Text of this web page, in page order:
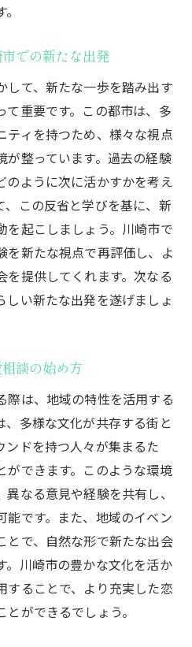
験を通じた自己理解の深
市での体験を通じた気づ
ら得る恋愛の洞察
相談に役立つ理由
恋愛経験に与える影響
川崎市の恋愛アドバイス
具体的な川崎市での実例
市での恋愛知識の活用
た恋愛経験の活用法
大限に活かす恋愛の工夫
する川崎市の特性
に組み込む方法
き出す恋愛の可能性
辺の独身の皆様へ
での新たな出発
して、新たな一歩を踏み出す
て重要です。この都市は、多
ティを持つため、様々な視点
が整っています。過去の経験
のように次に活かすかを考え
、この反省と学びを基に、新
を起こしましょう。川崎市で
を新たな視点で再評価し、よ
を提供してくれます。次なる
しい新たな出発を遂げましょ
談の始め方
際は、地域の特性を活用する
、多様な文化が共存する街と
ンドを持つ人々が集まるた
ができます。このような環境
なる意見や経験を共有し、
能です。また、地域のイベン
とで、自然な形で新たな出会
。川崎市の豊かな文化を活か
することで、より充実した恋
ができるでしょう。